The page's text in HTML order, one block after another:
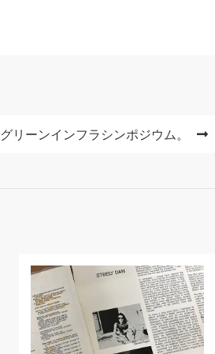
グリーンインフラシンポジウム。